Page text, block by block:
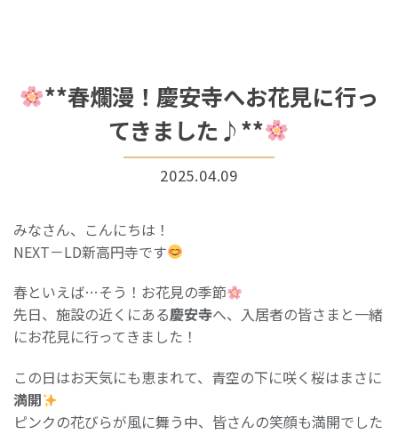
**春爛漫！慶安寺へお花見に行っ
てきました♪**
2025.04.09
みなさん、こんにちは！
NEXT－LD新高円寺です
春といえば…そう！お花見の季節
先日、施設の近くにある慶安寺へ、入居者の皆さまと一緒
にお花見に行ってきました！
この日はお天気にも恵まれて、青空の下に咲く桜はまさに
満開
ピンクの花びらが風に舞う中、皆さんの笑顔も満開でした